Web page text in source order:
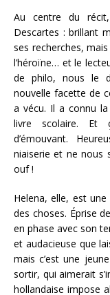
Au centre du
Descartes : brillant
ses recherches,
l’héroïne… et le
de philo, nous le
nouvelle facette de
a vécu. Il a connu la
livre scolaire. Et
d’émouvant.
niaiserie et ne nous
ouf !
Helena, elle, est
des choses. Éprise
en phase avec son
et audacieuse que
mais c’est une
sortir, qui aimerait
hollandaise impose